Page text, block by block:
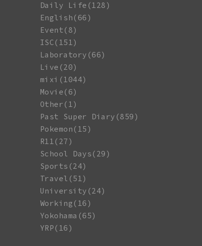
Daily Life(128)
English(66)
Event(8)
ISC(151)
Laboratory(66)
Live(20)
mixi(1044)
Movie(6)
Other(1)
Past Super Diary(859)
Pokemon(15)
R11(27)
School Days(29)
Sports(24)
Travel(51)
University(24)
Working(16)
Yokohama(65)
YRP(16)